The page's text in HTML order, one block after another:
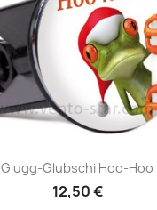
Glugg-Glubschi Hoo-Hoo
12,50 €